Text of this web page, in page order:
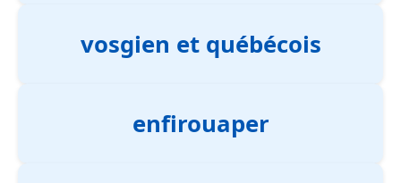
vosgien et québécois
enfirouaper